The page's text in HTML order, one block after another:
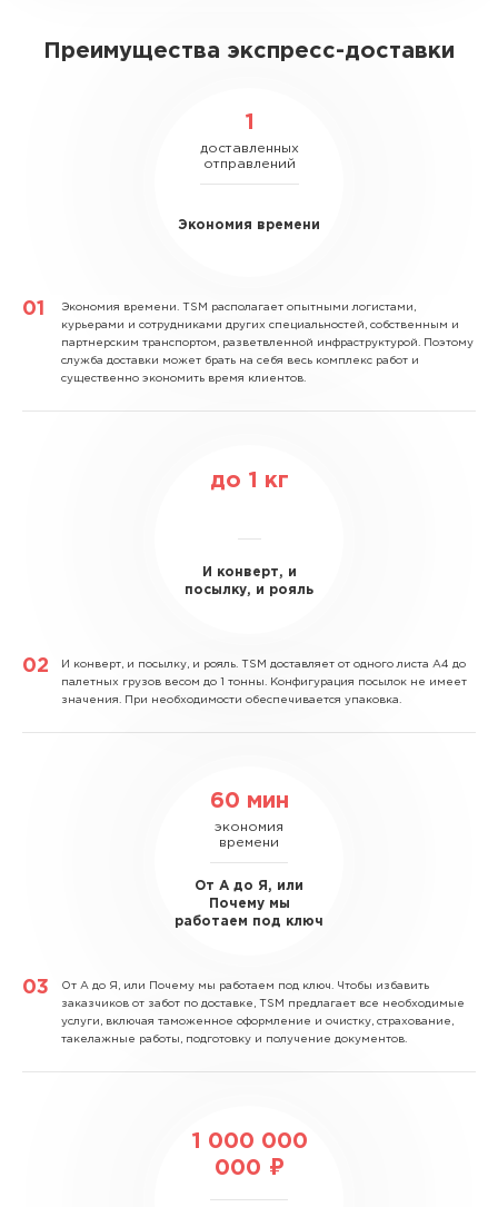
Преимущества экспресс-доставки
1
доставленных
отправлений
Экономия времени
Экономия времени. TSM располагает опытными логистами,
курьерами и сотрудниками других специальностей, собственным и
партнерским транспортом, разветвленной инфраструктурой. Поэтому
служба доставки может брать на себя весь комплекс работ и
существенно экономить время клиентов.
до 1 кг
И конверт, и
посылку, и рояль
И конверт, и посылку, и рояль. TSM доставляет от одного листа А4 до
палетных грузов весом до 1 тонны. Конфигурация посылок не имеет
значения. При необходимости обеспечивается упаковка.
60 мин
экономия
времени
От А до Я, или
Почему мы
работаем под ключ
От А до Я, или Почему мы работаем под ключ. Чтобы избавить
заказчиков от забот по доставке, TSM предлагает все необходимые
услуги, включая таможенное оформление и очистку, страхование,
такелажные работы, подготовку и получение документов.
1 000 000
000 ₽